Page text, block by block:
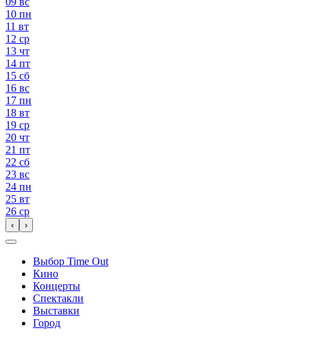
10 пн
11 вт
12 ср
13 чт
14 пт
15 сб
16 вс
17 пн
18 вт
19 ср
20 чт
21 пт
22 сб
23 вс
24 пн
25 вт
26 ср
‹ ›
Выбор Time Out
Кино
Концерты
Спектакли
Выставки
Город